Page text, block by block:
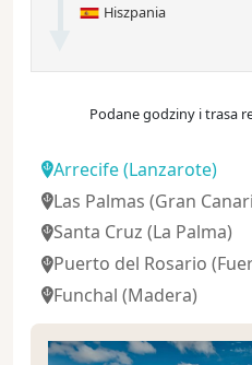
Hiszpania
Podane godziny i trasa
Arrecife(Lanzarote)
Las Palmas (Gran
Santa Cruz (La Palma)
Puerto del Rosario
Funchal (Madera)